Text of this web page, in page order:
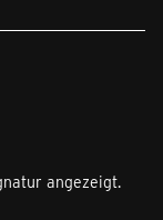
angezeigt.